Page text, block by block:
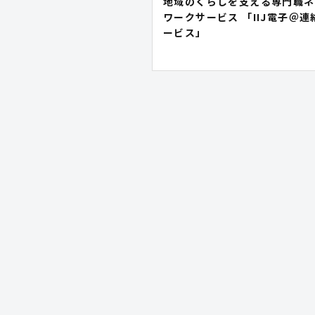
ワークサービス 「IIJ電子＠連
ービス」